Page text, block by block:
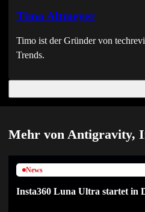
Timo Altmeyer
Timo ist der Gründer von
Trends.
Mehr von Antigravity,
News
Insta360 Luna Ultra startet in